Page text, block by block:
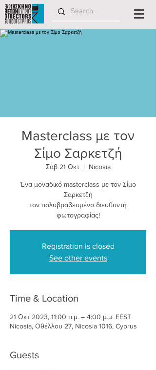
Μasterclass με τον
Σίμο Σαρκετζή
Σάβ 21 Οκτ
  |
Nicosia
Ένα μοναδικό masterclass με τον Σίμο
Σαρκετζή
τον πολυβραβευμένο διευθυντή
φωτογραφίας!
Registration is closed
See other events
Time & Location
21 Οκτ 2023, 11:00 π.μ. – 4:00 μ.μ. EEST
Nicosia, Οθέλλου 27, Nicosia 1016, Cyprus
Guests